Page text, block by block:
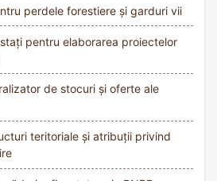
perdele forestiere și garduri vii
pentru elaborarea proiectelor
de stocuri și oferte ale
teritoriale și atribuții privind